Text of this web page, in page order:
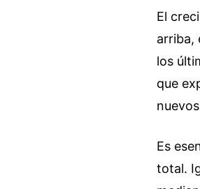
El
arriba,
los
que
Es
total.